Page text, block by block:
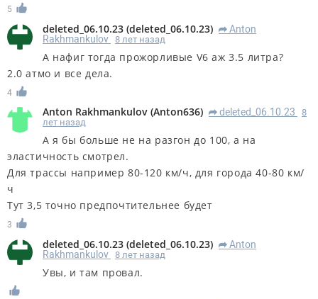
5
deleted_06.10.23 (deleted_06.10.23) R Anton
Rakhmankulov 8 лет назад
А нафиг тогда прожорливые V6 аж 3.5 литра?
2.0 атмо и все дела.
4
Anton Rakhmankulov (Anton636) R deleted_06.10.23
8
лет назад
А я бы больше не на разгон до 100, а на
эластичность смотрел.
Для трассы например 80-120 км/ч, для города 40-80 км/
ч
Тут 3,5 точно предпочтительнее будет
3
deleted_06.10.23 (deleted_06.10.23) R Anton
Rakhmankulov 8 лет назад
Увы, и там провал.